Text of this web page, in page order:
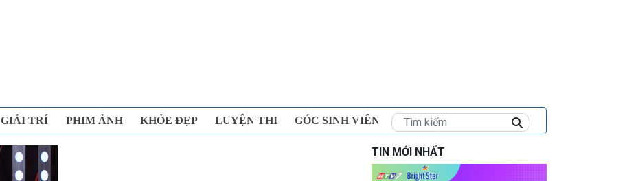
GIẢI TRÍ PHIM ẢNH KHỎE ĐẸP LUYỆN THI GÓC SINH VIÊN
TIN MỚI NHẤT